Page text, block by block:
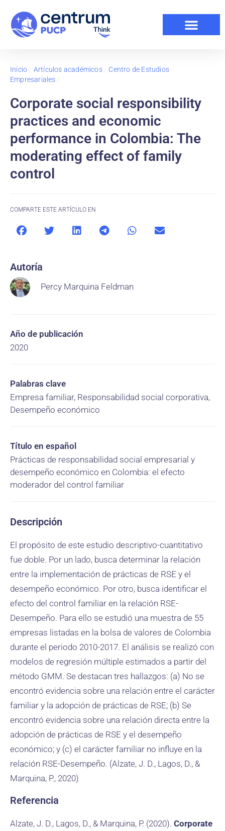
Inicio / Artículos académicos/ Centro de Estudios
Empresariales /
Corporate social responsibility
practices and economic
performance in Colombia: The
moderating effect of family
control
COMPARTE ESTE ARTÍCULO EN
Autoría
Percy Marquina Feldman
Año de publicación
2020
Palabras clave
Empresa familiar, Responsabilidad social corporativa,
Desempeño económico
Título en español
Prácticas de responsabilidad social empresarial y
desempeño económico en Colombia: el efecto
moderador del control familiar
Descripción
El propósito de este estudio descriptivo-cuantitativo
fue doble. Por un lado, busca determinar la relación
entre la implementación de prácticas de RSE y el
desempeño económico. Por otro, busca identificar el
efecto del control familiar en la relación RSE-
Desempeño. Para ello se estudió una muestra de 55
empresas listadas en la bolsa de valores de Colombia
durante el periodo 2010-2017. El análisis se realizó con
modelos de regresión múltiple estimados a partir del
método GMM. Se destacan tres hallazgos: (a) No se
encontró evidencia sobre una relación entre el carácter
familiar y la adopción de prácticas de RSE; (b) Se
encontró evidencia sobre una relación directa entre la
adopción de prácticas de RSE y el desempeño
económico; y (c) el carácter familiar no influye en la
relación RSE-Desempeño. (Alzate, J. D., Lagos, D., &
Marquina, P., 2020)
Referencia
Alzate, J. D., Lagos, D., & Marquina, P. (2020). Corporate